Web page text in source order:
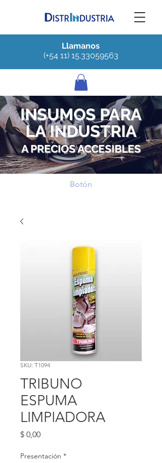
Llamanos
(+54 11) 15.33059563
INSUMOS PARA
LA INDUSTRIA
A PRECIOS ACCESIBLES
Botón
SKU: T1094
TRIBUNO
ESPUMA
LIMPIADORA
$ 0,00Precio
Presentación *